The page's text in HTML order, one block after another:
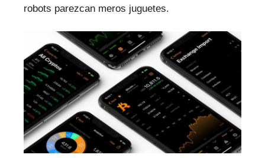
robots parezcan meros juguetes.